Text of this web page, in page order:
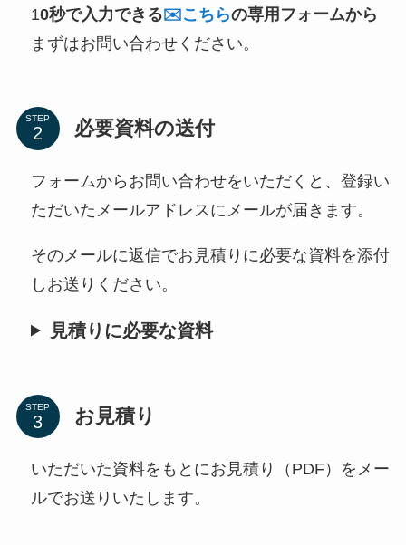
10秒で入力できる✉️こちらの専用フォームから
まずはお問い合わせください。
STEP 必要資料の送付
フォームからお問い合わせをいただくと、登録い
ただいたメールアドレスにメールが届きます。
そのメールに返信でお見積りに必要な資料を添付
しお送りください。
見積りに必要な資料
STEP お見積り
いただいた資料をもとにお見積り（PDF）をメー
ルでお送りいたします。